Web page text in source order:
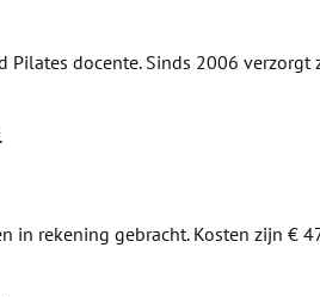
docente. Sinds 2006
rekening gebracht. Kosten zijn €